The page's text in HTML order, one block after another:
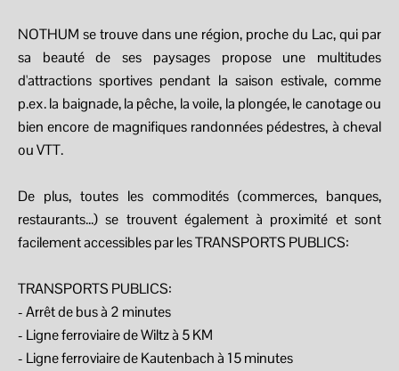
NOTHUM se trouve dans une région, proche du Lac, qui par
sa beauté de ses paysages propose une multitudes
d'attractions sportives pendant la saison estivale, comme
p.ex. la baignade, la pêche, la voile, la plongée, le canotage ou
bien encore de magnifiques randonnées pédestres, à cheval
ou VTT.
De plus, toutes les commodités (commerces, banques,
restaurants...) se trouvent également à proximité et sont
facilement accessibles par les TRANSPORTS PUBLICS:
TRANSPORTS PUBLICS:
- Arrêt de bus à 2 minutes
- Ligne ferroviaire de Wiltz à 5 KM
- Ligne ferroviaire de Kautenbach à 15 minutes